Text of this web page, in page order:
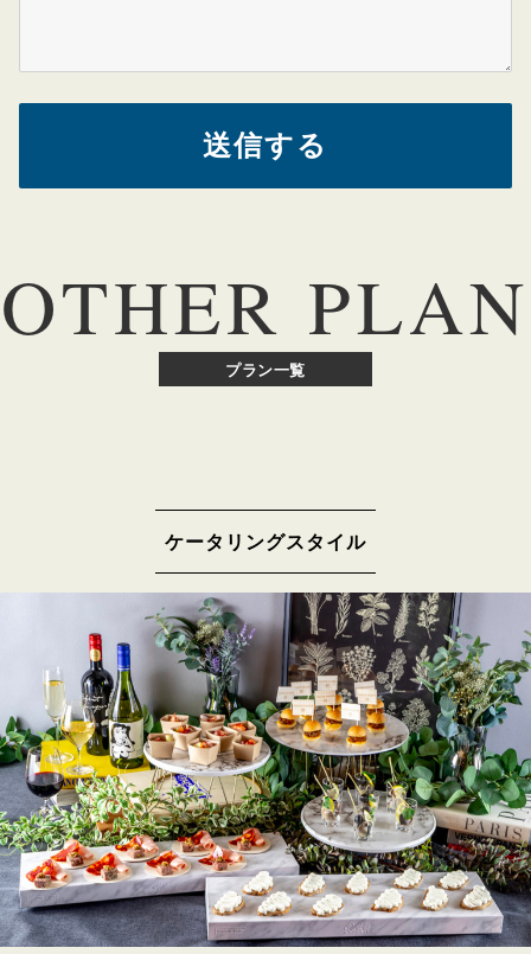
OTHER PLAN
プラン一覧
ケータリングスタイル